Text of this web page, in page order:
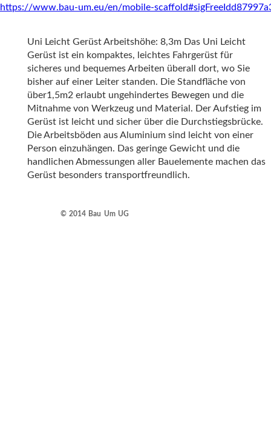
https://www.bau-um.eu/en/mobile-
Uni Leicht Gerüst Arbeitshöhe: 8,3m Das Uni Leicht
Gerüst ist ein kompaktes, leichtes Fahrgerüst für
sicheres und bequemes Arbeiten überall dort, wo Sie
bisher auf einer Leiter standen. Die Standfläche von
über1,5m2 erlaubt ungehindertes Bewegen und die
Mitnahme von Werkzeug und Material. Der Aufstieg im
Gerüst ist leicht und sicher über die Durchstiegsbrücke.
Die Arbeitsböden aus Aluminium sind leicht von einer
Person einzuhängen. Das geringe Gewicht und die
handlichen Abmessungen aller Bauelemente machen das
Gerüst besonders transportfreundlich.
© 2014 Bau Um UG